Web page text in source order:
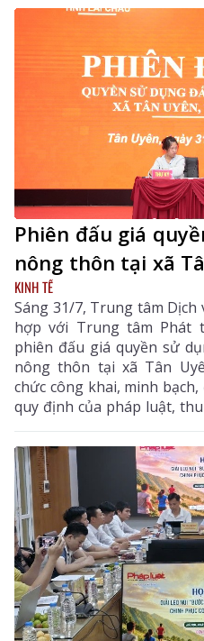
Phiên đấu giá
nông thôn tại xã
KINH TẾ
Sáng 31/7, Trung tâm
hợp với Trung tâm Phát
phiên đấu giá quyền sử
nông thôn tại xã Tân
chức công khai, minh
quy định của pháp luật,
khách hàng có nhu cầu sử